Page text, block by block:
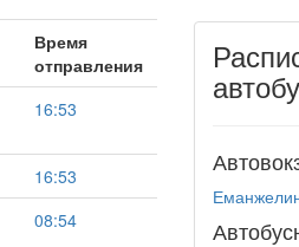
Время
отправления
16:53
16:53
08:54